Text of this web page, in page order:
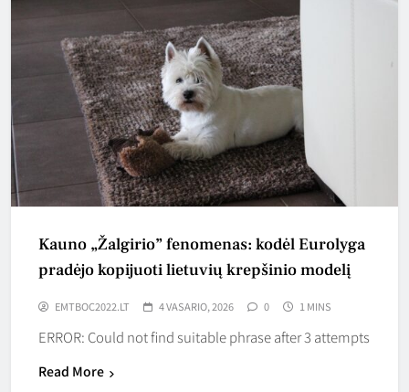
Kauno „Žalgirio” fenomenas: kodėl Eurolyga
pradėjo kopijuoti lietuvių krepšinio modelį
EMTBOC2022.LT 4 VASARIO, 2026 0 1 MINS
ERROR: Could not find suitable phrase after 3 attempts
Read More